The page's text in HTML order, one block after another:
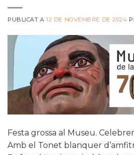
PUBLICAT A12 DE NOVEMBRE DE 2024
Festa grossa al Museu.
Amb el Tonet blanquer